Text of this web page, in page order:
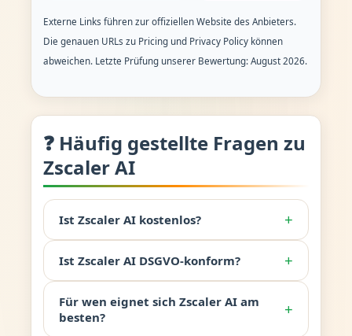
Externe Links führen zur offiziellen Website des Anbieters.
Die genauen URLs zu Pricing und Privacy Policy können
abweichen. Letzte Prüfung unserer Bewertung: August 2026.
❓ Häufig gestellte Fragen zu
Zscaler AI
Ist Zscaler AI kostenlos? +
Ist Zscaler AI DSGVO-konform? +
Für wen eignet sich Zscaler AI am
besten?
+